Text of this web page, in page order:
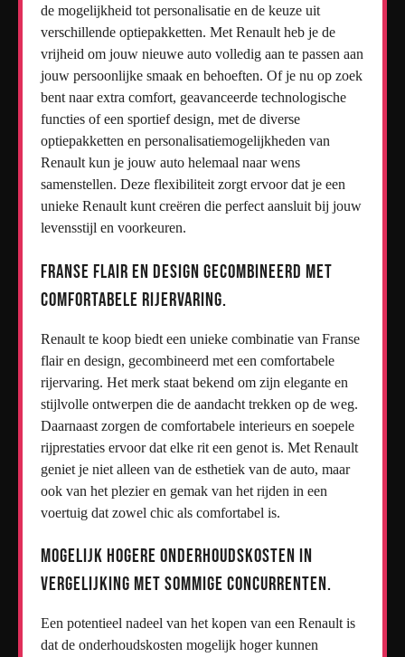
de mogelijkheid tot personalisatie en de keuze uit
verschillende optiepakketten. Met Renault heb je de
vrijheid om jouw nieuwe auto volledig aan te passen aan
jouw persoonlijke smaak en behoeften. Of je nu op zoek
bent naar extra comfort, geavanceerde technologische
functies of een sportief design, met de diverse
optiepakketten en personalisatiemogelijkheden van
Renault kun je jouw auto helemaal naar wens
samenstellen. Deze flexibiliteit zorgt ervoor dat je een
unieke Renault kunt creëren die perfect aansluit bij jouw
levensstijl en voorkeuren.
Franse flair en design gecombineerd met
comfortabele rijervaring.
Renault te koop biedt een unieke combinatie van Franse
flair en design, gecombineerd met een comfortabele
rijervaring. Het merk staat bekend om zijn elegante en
stijlvolle ontwerpen die de aandacht trekken op de weg.
Daarnaast zorgen de comfortabele interieurs en soepele
rijprestaties ervoor dat elke rit een genot is. Met Renault
geniet je niet alleen van de esthetiek van de auto, maar
ook van het plezier en gemak van het rijden in een
voertuig dat zowel chic als comfortabel is.
Mogelijk hogere onderhoudskosten in
vergelijking met sommige concurrenten.
Een potentieel nadeel van het kopen van een Renault is
dat de onderhoudskosten mogelijk hoger kunnen